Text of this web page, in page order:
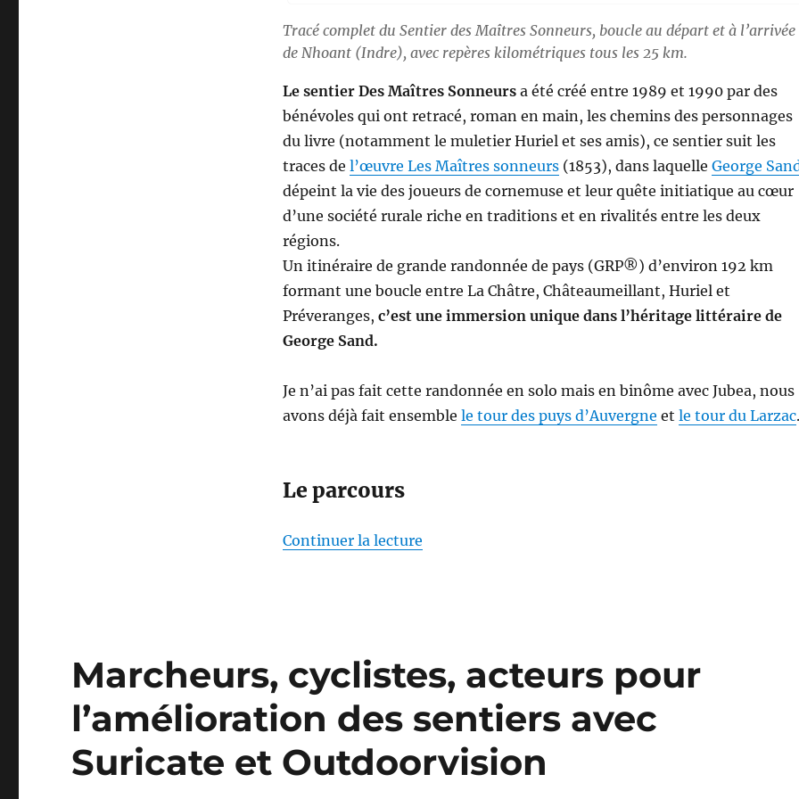
Tracé complet du Sentier des Maîtres Sonneurs, boucle au départ et à l’arrivée
de Nhoant (Indre), avec repères kilométriques tous les 25 km.
Le sentier Des Maîtres Sonneursa été créé entre 1989 et 1990 par des
bénévoles qui ont retracé, roman en main, les chemins des personnages
du livre (notamment le muletier Huriel et ses amis), ce sentier suit les
traces de l’œuvre Les Maîtres sonneurs(1853), dans laquelle George
dépeint la vie des joueurs de cornemuse et leur quête initiatique au cœur
d’une société rurale riche en traditions et en rivalités entre les deux
régions.
Un itinéraire de grande randonnée de pays (GRP®) d’environ 192 km
formant une boucle entre La Châtre, Châteaumeillant, Huriel et
Préveranges, c’est une immersion unique dans l’héritage littéraire de
George Sand.
Je n’ai pas fait cette randonnée en solo mais en binôme avec Jubea, nous
avons déjà fait ensemble le tour des puys d’Auvergne et le tour du Larzac.
Le parcours
Continuer la lecturede « S26E04 – Randonner sur les Pas des Maîtres
Marcheurs, cyclistes, acteurs pour
l’amélioration des sentiers avec
Suricate et Outdoorvision